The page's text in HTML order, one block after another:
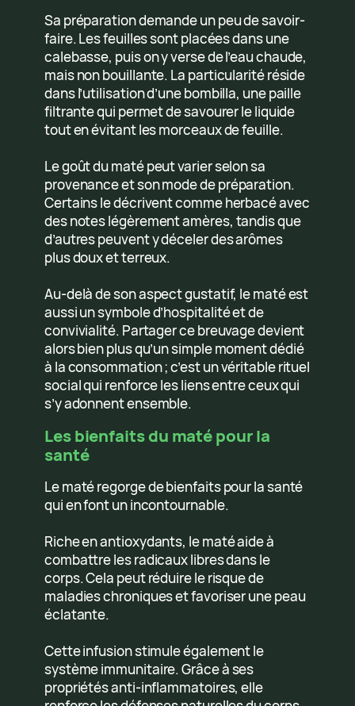
Sa préparation demande un peu de savoir-
faire. Les feuilles sont placées dans une
calebasse, puis on y verse de l’eau chaude,
mais non bouillante. La particularité réside
dans l’utilisation d’une bombilla, une paille
filtrante qui permet de savourer le liquide
tout en évitant les morceaux de feuille.
Le goût du maté peut varier selon sa
provenance et son mode de préparation.
Certains le décrivent comme herbacé avec
des notes légèrement amères, tandis que
d’autres peuvent y déceler des arômes
plus doux et terreux.
Au-delà de son aspect gustatif, le maté est
aussi un symbole d’hospitalité et de
convivialité. Partager ce breuvage devient
alors bien plus qu’un simple moment dédié
à la consommation ; c’est un véritable rituel
social qui renforce les liens entre ceux qui
s’y adonnent ensemble.
Les bienfaits du maté pour la
santé
Le maté regorge de bienfaits pour la santé
qui en font un incontournable.
Riche en antioxydants, le maté aide à
combattre les radicaux libres dans le
corps. Cela peut réduire le risque de
maladies chroniques et favoriser une peau
éclatante.
Cette infusion stimule également le
système immunitaire. Grâce à ses
propriétés anti-inflammatoires, elle